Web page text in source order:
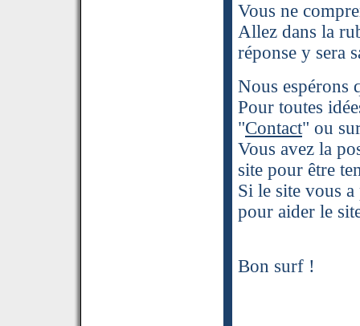
Vous ne
Allez dans la
réponse y sera
Nous espérons
Pour toutes
"Contact" ou
Vous avez la
site pour être
Si le site vous
pour aider le
Bon surf !